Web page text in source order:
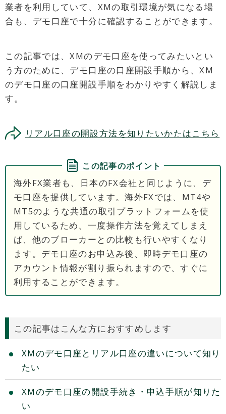
業者を利用していて、XMの取引環境が気になる場
合も、デモ口座で十分に確認することができます。
この記事では、XMのデモ口座を使ってみたいとい
う方のために、デモ口座の口座開設手順から、XM
のデモ口座の口座開設手順をわかりやすく解説しま
す。
リアル口座の開設方法を知りたいかたはこちら
この記事のポイント
海外FX業者も、日本のFX会社と同じように、デ
モ口座を提供しています。海外FXでは、MT4や
MT5のような共通の取引プラットフォームを使
用しているため、一度操作方法を覚えてしまえ
ば、他のブローカーとの比較も行いやすくなり
ます。デモ口座のお申込み後、即時デモ口座の
アカウント情報が割り振られますので、すぐに
利用することができます。
この記事はこんな方におすすめします
XMのデモ口座とリアル口座の違いについて知り
たい
XMのデモ口座の開設手続き・申込手順が知りた
い